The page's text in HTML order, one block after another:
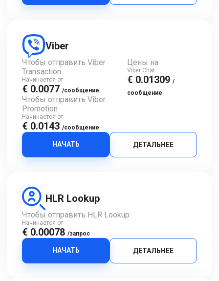
Viber
Чтобы отправить Viber
Transaction
Начинается от
€ 0.0077 /сообщение
Чтобы отправить Viber
Promotion
Начинается от
€ 0.0143 /сообщение
Цены на
Viber Chat
€ 0.01309/
сообщение
НАЧАТЬ ДЕТАЛЬНЕЕ
HLR Lookup
Чтобы отправить HLR Lookup
Начинается от
€ 0.00078 /запрос
НАЧАТЬ ДЕТАЛЬНЕЕ